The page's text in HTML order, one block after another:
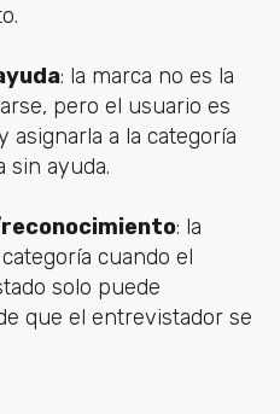
: la marca no es la
pero el usuario es
asignarla a la categoría
sin ayuda.
: la
cuando el
solo puede
que el entrevistador se